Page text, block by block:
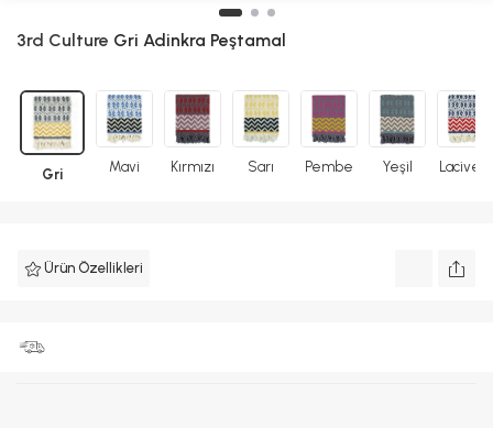
3rd Culture Gri Adinkra Peştamal
Gri Mavi Kırmızı Sarı Pembe Yeşil Lacivert
Ürün Özellikleri